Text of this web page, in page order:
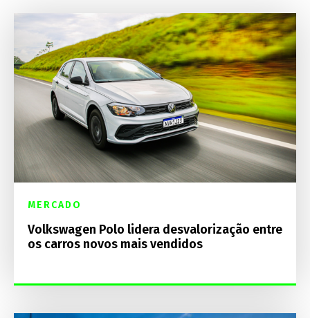
MERCADO
Volkswagen Polo lidera desvalorização entre
os carros novos mais vendidos